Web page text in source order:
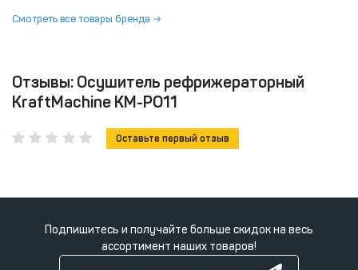
Смотреть все товары бренда
Отзывы: Осушитель рефрижераторный
KraftMachine КМ-РО11
Оставьте первый отзыв
Подпишитесь и получайте больше скидок на весь
ассортимент наших товаров!